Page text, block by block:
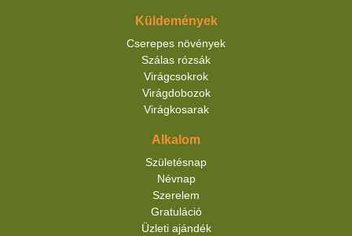
Küldemények
Cserepes növények
Szálas rózsák
Virágcsokrok
Virágdobozok
Virágkosarak
Alkalom
Születésnap
Névnap
Szerelem
Gratuláció
Üzleti ajándék